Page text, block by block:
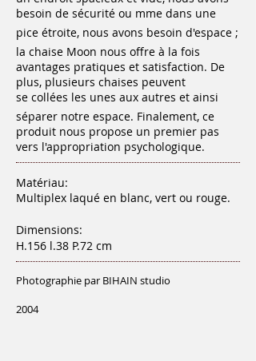
besoin de sécurité ou mme dans une
pice étroite, nous avons besoin d'espace ;
la chaise Moon nous offre à la fois
avantages pratiques et satisfaction. De
plus, plusieurs chaises peuvent
se collées les unes aux autres et ainsi
séparer notre espace. Finalement, ce
produit nous propose un premier pas
vers l'appropriation psychologique.
Matériau:
Multiplex laqué en blanc, vert ou rouge.
Dimensions:
H.156 l.38 P.72 cm
Photographie par BIHAIN studio
2004